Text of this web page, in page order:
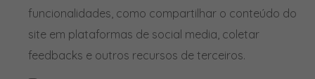
funcionalidades, como compartilhar o conteúdo do
site em plataformas de social media, coletar
feedbacks e outros recursos de terceiros.